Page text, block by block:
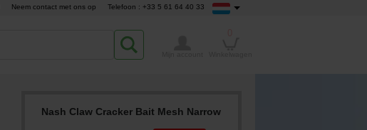
Neem contact met ons op Telefoon : +33 5 61 64 40 33
Nash Claw Cracker Bait Mesh Narrow